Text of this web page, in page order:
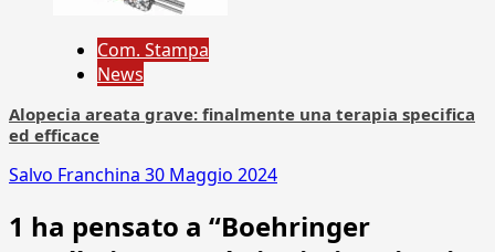
Com. Stampa
News
Alopecia areata grave: finalmente una terapia specifica
ed efficace
Salvo Franchina 30 Maggio 2024
1 ha pensato a “Boehringer